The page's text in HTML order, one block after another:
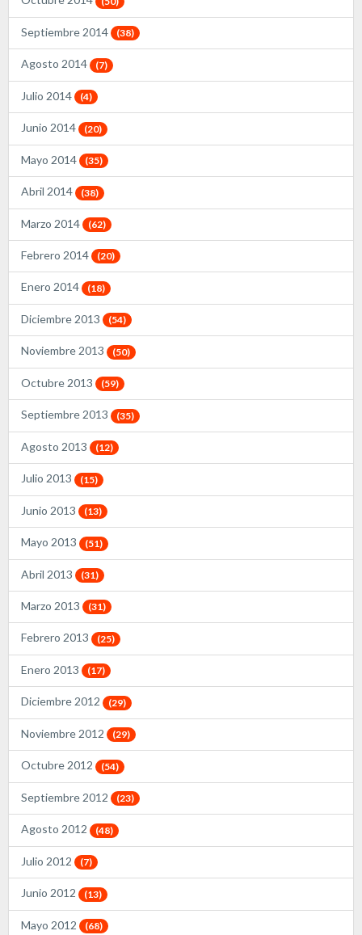
Septiembre 2014 (38)
Agosto 2014 (7)
Julio 2014 (4)
Junio 2014 (20)
Mayo 2014 (35)
Abril 2014 (38)
Marzo 2014 (62)
Febrero 2014 (20)
Enero 2014 (18)
Diciembre 2013 (54)
Noviembre 2013 (50)
Octubre 2013 (59)
Septiembre 2013 (35)
Agosto 2013 (12)
Julio 2013 (15)
Junio 2013 (13)
Mayo 2013 (51)
Abril 2013 (31)
Marzo 2013 (31)
Febrero 2013 (25)
Enero 2013 (17)
Diciembre 2012 (29)
Noviembre 2012 (29)
Octubre 2012 (54)
Septiembre 2012 (23)
Agosto 2012 (48)
Julio 2012 (7)
Junio 2012 (13)
Mayo 2012 (68)